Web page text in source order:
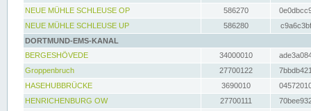
NEUE MÜHLE SCHLEUSE OP
586270
NEUE MÜHLE SCHLEUSE UP
586280
DORTMUND-EMS-KANAL
BERGESHÖVEDE
34000010
Groppenbruch
27700122
HASEHUBBRÜCKE
3690010
HENRICHENBURG OW
27700111